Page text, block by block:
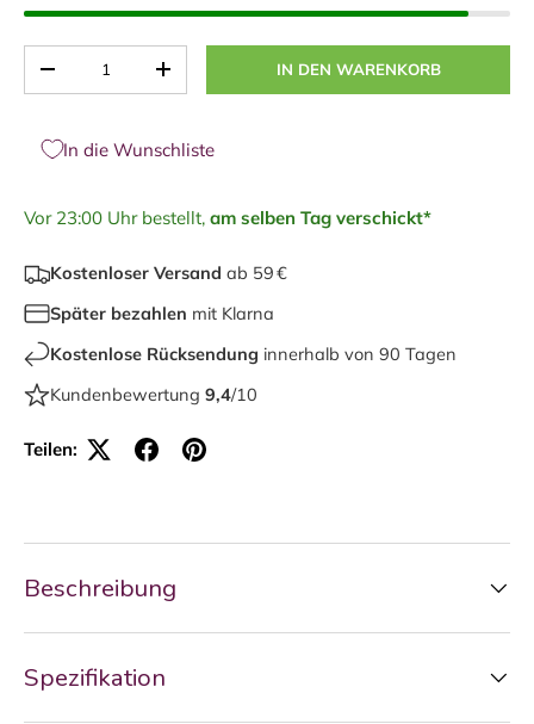
-
+ IN DEN WARENKORB
In die Wunschliste
Vor 23:00 Uhr bestellt, am selben Tag verschickt*
Kostenloser Versand ab 59 €
Später bezahlen mit Klarna
Kostenlose Rücksendung innerhalb von 90 Tagen
Kundenbewertung 9,4/10
Teilen:
Beschreibung
Spezifikation